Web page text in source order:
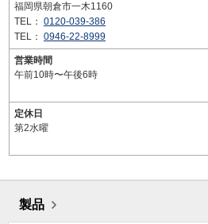
福岡県朝倉市一木1160
TEL： 0120-039-386
TEL： 0946-22-8999
営業時間
午前10時〜午後6時
定休日
第2水曜
製品